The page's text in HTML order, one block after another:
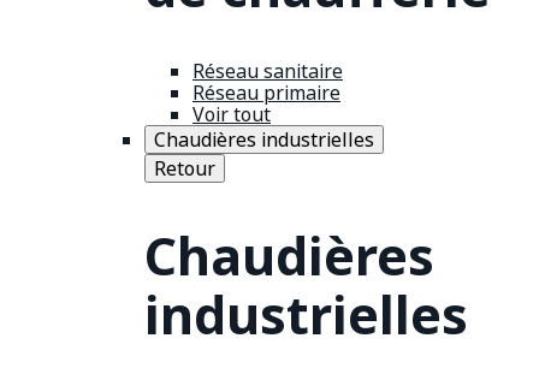
Réseau sanitaire
Réseau primaire
Voir tout
Chaudières industrielles
Retour
Chaudières
industrielles